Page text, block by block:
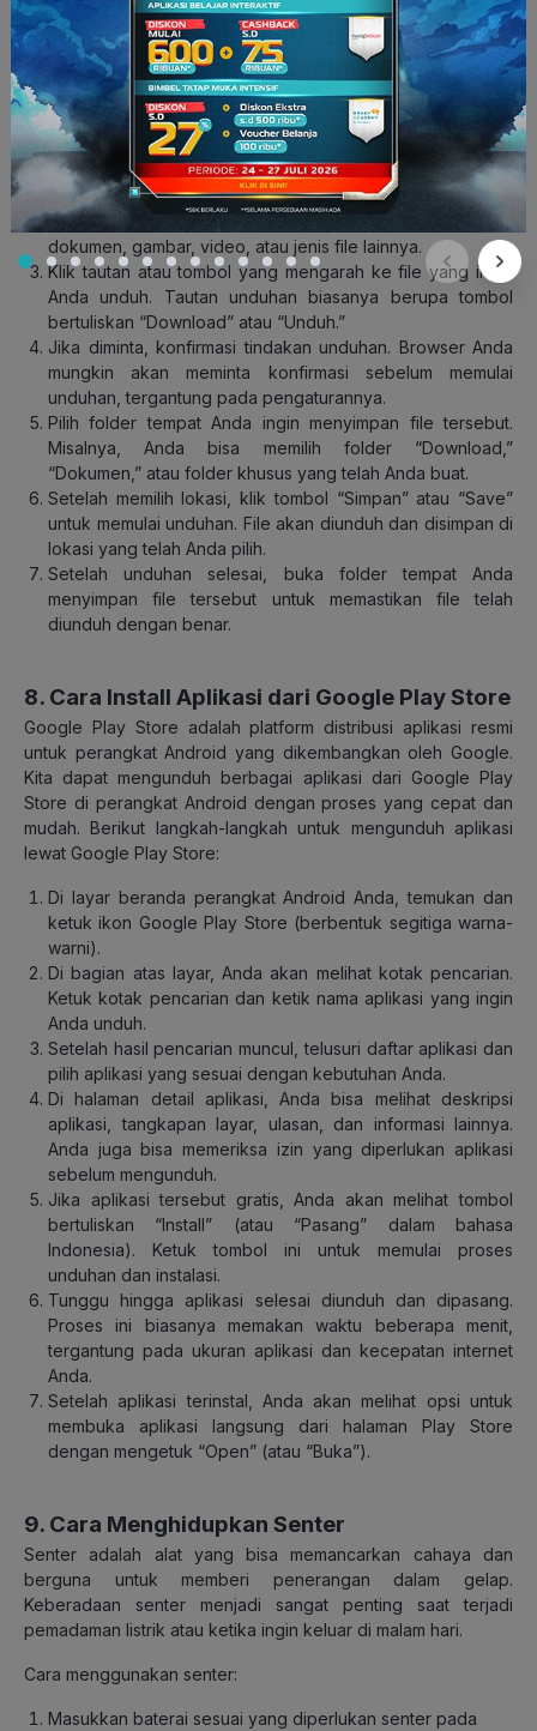
7. Cara Menyimpan File dari Internet ke
Laptop
Menyimpan file dari internet ke laptop adalah proses yang
cukup sederhana. Berikut langkah-langkah umum yang bisa
Anda ikuti:
Gunakan browser internet, seperti Google Chrome, Mozilla
Firefox, Safari, atau Microsoft Edge.
Temukan file yang ingin Anda simpan. Bisa berupa
dokumen, gambar, video, atau jenis file lainnya.
Klik tautan atau tombol yang mengarah ke file yang ingin
Anda unduh. Tautan unduhan biasanya berupa tombol
bertuliskan “Download” atau “Unduh.”
Jika diminta, konfirmasi tindakan unduhan. Browser Anda
mungkin akan meminta konfirmasi sebelum memulai
unduhan, tergantung pada pengaturannya.
Pilih folder tempat Anda ingin menyimpan file tersebut.
Misalnya, Anda bisa memilih folder “Download,”
“Dokumen,” atau folder khusus yang telah Anda buat.
Setelah memilih lokasi, klik tombol “Simpan” atau “Save”
untuk memulai unduhan. File akan diunduh dan disimpan di
lokasi yang telah Anda pilih.
Setelah unduhan selesai, buka folder tempat Anda
menyimpan file tersebut untuk memastikan file telah
diunduh dengan benar.
8. Cara Install Aplikasi dari Google Play Store
Google Play Store adalah platform distribusi aplikasi resmi
untuk perangkat Android yang dikembangkan oleh Google.
Kita dapat mengunduh berbagai aplikasi dari Google Play
Store di perangkat Android dengan proses yang cepat dan
mudah. Berikut langkah-langkah untuk mengunduh aplikasi
lewat Google Play Store:
Di layar beranda perangkat Android Anda, temukan dan
ketuk ikon Google Play Store (berbentuk segitiga warna-
warni).
Di bagian atas layar, Anda akan melihat kotak pencarian.
Ketuk kotak pencarian dan ketik nama aplikasi yang ingin
Anda unduh.
Setelah hasil pencarian muncul, telusuri daftar aplikasi dan
pilih aplikasi yang sesuai dengan kebutuhan Anda.
Di halaman detail aplikasi, Anda bisa melihat deskripsi
aplikasi, tangkapan layar, ulasan, dan informasi lainnya.
Anda juga bisa memeriksa izin yang diperlukan aplikasi
sebelum mengunduh.
Jika aplikasi tersebut gratis, Anda akan melihat tombol
bertuliskan “Install” (atau “Pasang” dalam bahasa
Indonesia). Ketuk tombol ini untuk memulai proses
unduhan dan instalasi.
Tunggu hingga aplikasi selesai diunduh dan dipasang.
Proses ini biasanya memakan waktu beberapa menit,
tergantung pada ukuran aplikasi dan kecepatan internet
Anda.
Setelah aplikasi terinstal, Anda akan melihat opsi untuk
membuka aplikasi langsung dari halaman Play Store
dengan mengetuk “Open” (atau “Buka”).
9. Cara Menghidupkan Senter
Senter adalah alat yang bisa memancarkan cahaya dan
berguna untuk memberi penerangan dalam gelap.
Keberadaan senter menjadi sangat penting saat terjadi
pemadaman listrik atau ketika ingin keluar di malam hari.
Cara menggunakan senter:
Masukkan baterai sesuai yang diperlukan senter pada